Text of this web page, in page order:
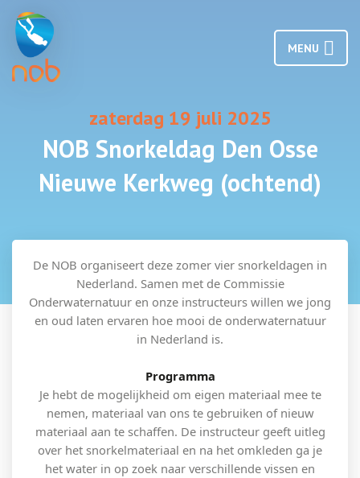
MENU
zaterdag 19 juli 2025
NOB Snorkeldag Den Osse
Nieuwe Kerkweg (ochtend)
De NOB organiseert deze zomer vier snorkeldagen in
Nederland. Samen met de Commissie
Onderwaternatuur en onze instructeurs willen we jong
en oud laten ervaren hoe mooi de onderwaternatuur
in Nederland is.
Programma
Je hebt de mogelijkheid om eigen materiaal mee te
nemen, materiaal van ons te gebruiken of nieuw
materiaal aan te schaffen. De instructeur geeft uitleg
over het snorkelmateriaal en na het omkleden ga je
het water in op zoek naar verschillende vissen en